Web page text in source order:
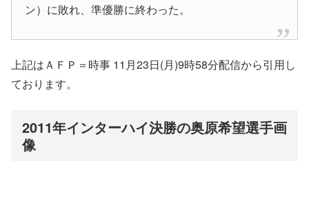
ン）に敗れ、準優勝に終わった。
上記はＡＦＰ＝時事 11月23日(月)9時58分配信から引用し
ております。
2011年インターハイ決勝の奥原希望選手画
像